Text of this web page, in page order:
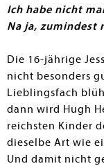
Angelika
Ich habe nicht
Na ja, zumindest
Die 16-jährige
nicht besonders
Lieblingsfach
dann wird Hugh
reichsten Kinder
dieselbe Art wie
Und damit nicht